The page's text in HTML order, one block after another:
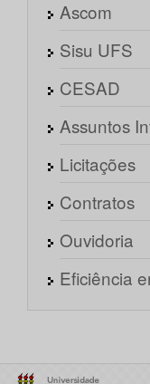
Ascom
Sisu UFS
CESAD
Assuntos
Licitações
Contratos
Ouvidoria
Eficiência